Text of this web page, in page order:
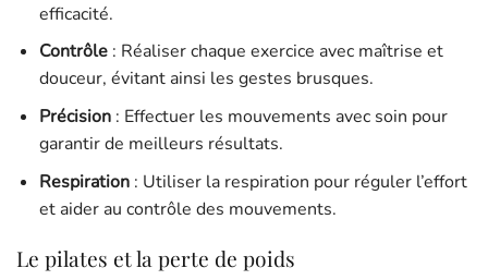
efficacité.
Contrôle: Réaliser chaque exercice avec maîtrise et
douceur, évitant ainsi les gestes brusques.
Précision: Effectuer les mouvements avec soin pour
garantir de meilleurs résultats.
Respiration: Utiliser la respiration pour réguler l’effort
et aider au contrôle des mouvements.
Le pilates et la perte de poids